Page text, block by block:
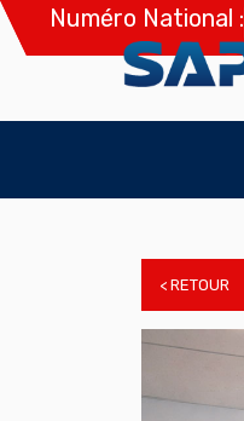
Numéro National :
< RETOUR